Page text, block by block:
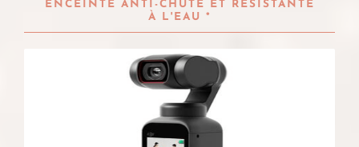
ENCEINTE ANTI-CHUTE ET RÉSISTANTE
À L'EAU *